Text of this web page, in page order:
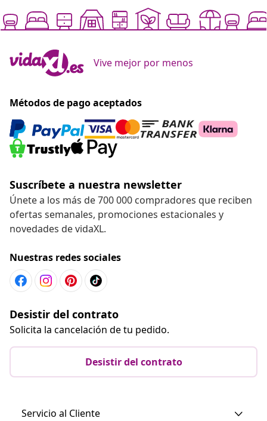
Vive mejor por menos
Métodos de pago aceptados
Suscríbete a nuestra newsletter
Únete a los más de 700 000 compradores que reciben
ofertas semanales, promociones estacionales y
novedades de vidaXL.
Nuestras redes sociales
Desistir del contrato
Solicita la cancelación de tu pedido.
Desistir del contrato
Servicio al Cliente